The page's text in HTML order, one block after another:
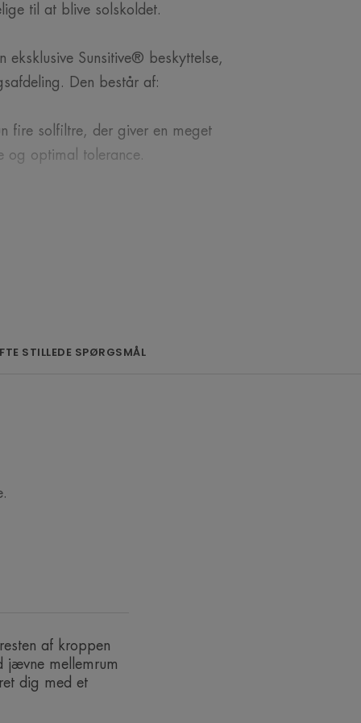
til at blive solskoldet.
eksklusive Sunsitive® beskyttelse,
Den består af:
fire solfiltre, der giver en meget
og optimal tolerance.
emballagen miljøvenlig og praktisk
let og absorberes hurtigt.
til sensitiv hud.
STILLEDE SPØRGSMÅL
af kroppen
jævne mellemrum
dig med et